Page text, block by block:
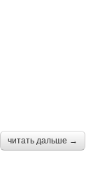
читать дальше →